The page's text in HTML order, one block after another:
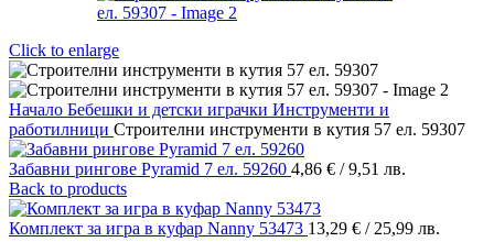
Click to enlarge
Начало Бебешки и детски играчки Инструменти и
работилници Строителни инструменти в кутия 57 ел. 59307
Забавни рингове Pyramid 7 ел. 59260 4,86 € / 9,51 лв.
Back to products
Комплект за игра в куфар Nanny 53473 13,29 € / 25,99 лв.